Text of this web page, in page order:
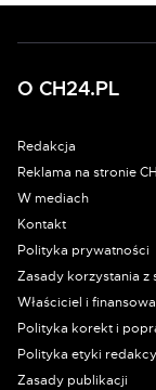
O CH24.PL
Redakcja
Reklama na stronie
W mediach
Kontakt
Polityka prywatności
Zasady korzystania z
Właściciel i
Polityka korekt i
Polityka etyki
Zasady publikacji